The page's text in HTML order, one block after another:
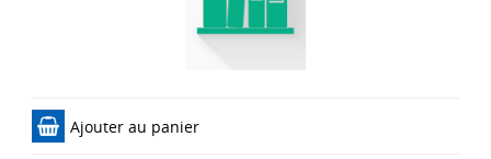
Ajouter au panier